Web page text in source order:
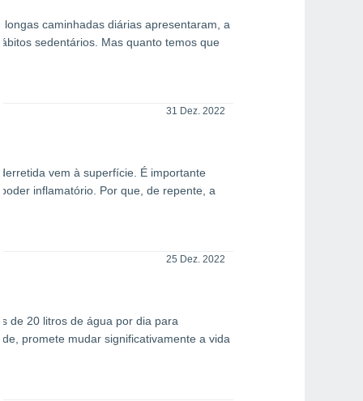
caminhadas diárias apresentaram, a
sedentários. Mas quanto temos que
31 Dez. 2022
vem à superfície. É importante
inflamatório. Por que, de repente, a
25 Dez. 2022
de 20 litros de água por dia para
promete mudar significativamente a vida